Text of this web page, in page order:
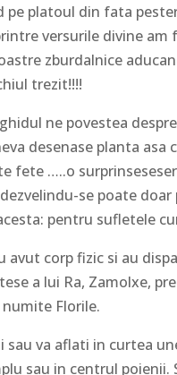
pe platoul din fata
versurile divine
zburdalnice
trezit!!!!
ne povestea
desenase planta
fete …..o
se poate
pentru sufletele
avut corp fizic si au
a lui Ra, Zamolxe,
Florile.
sau va aflati in curtea
sau in centrul